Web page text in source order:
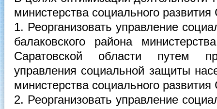
министерства социального
1. Реорганизовать управление
балаковского района
Саратовской области путем
управления социальной защиты
министерства социального
2. Реорганизовать управление